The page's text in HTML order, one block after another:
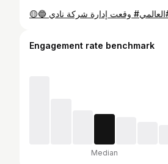
Engagement rate benchmark
Median